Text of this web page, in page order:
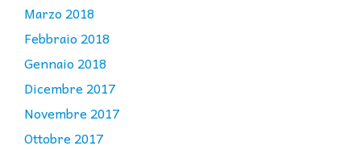
Marzo 2018
Febbraio 2018
Gennaio 2018
Dicembre 2017
Novembre 2017
Ottobre 2017